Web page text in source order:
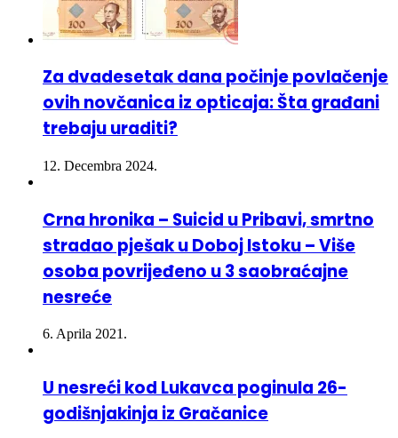
Za dvadesetak dana počinje povlačenje
ovih novčanica iz opticaja: Šta građani
trebaju uraditi?
12. Decembra 2024.
stradao pješak u Doboj Istoku – Više
osoba povrijeđeno u 3 saobraćajne
nesreće
6. Aprila 2021.
godišnjakinja iz Gračanice
20. Oktobra 2022.